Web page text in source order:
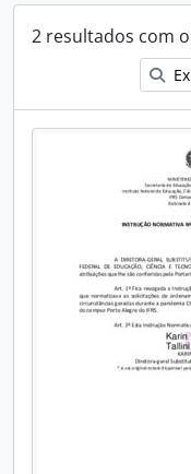
2 resultados com